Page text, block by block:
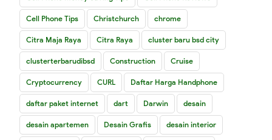
Cell Phone Tips Christchurch chrome
Citra Maja Raya Citra Raya cluster baru bsd city
clusterterbarudibsd Construction Cruise
Cryptocurrency CURL Daftar Harga Handphone
daftar paket internet dart Darwin desain
desain apartemen Desain Grafis desain interior